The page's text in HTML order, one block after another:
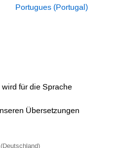
Portugues (Portugal)
für die Sprache
Übersetzungen